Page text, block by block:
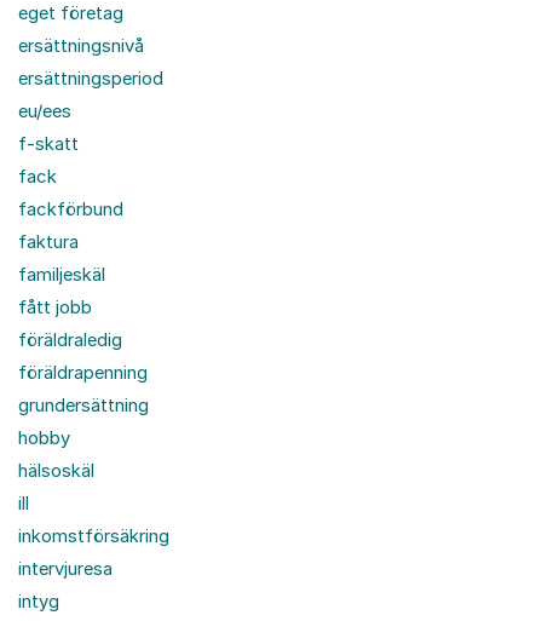
eget företag
ersättningsnivå
ersättningsperiod
eu/ees
f-skatt
fack
fackförbund
faktura
familjeskäl
fått jobb
föräldraledig
föräldrapenning
grundersättning
hobby
hälsoskäl
ill
inkomstförsäkring
intervjuresa
intyg